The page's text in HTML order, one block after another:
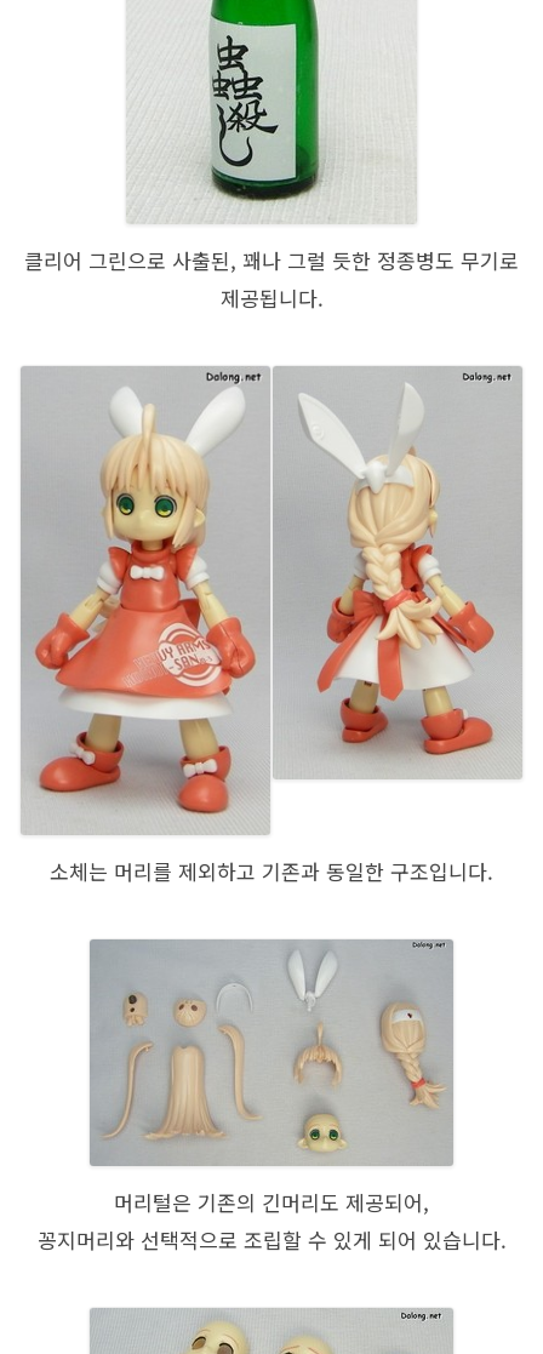
클리어 그린으로 사출된, 꽤나 그럴 듯한 정종병도 무기로
제공됩니다.
소체는 머리를 제외하고 기존과 동일한 구조입니다.
머리털은 기존의 긴머리도 제공되어,
꽁지머리와 선택적으로 조립할 수 있게 되어 있습니다.